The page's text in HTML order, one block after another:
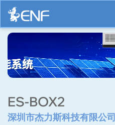
ES-BOX2
深圳市杰力斯科技有限公司